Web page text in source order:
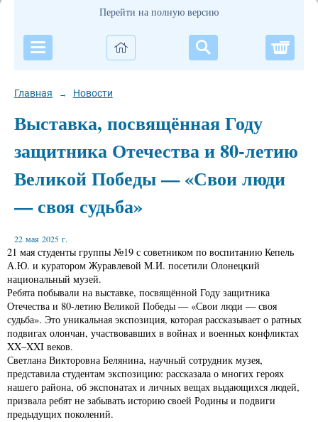
Перейти на полную версию
Главная → Новости
Выставка, посвящённая Году
защитника Отечества и 80-летию
Великой Победы — «Свои люди
— своя судьба»
22 мая 2025 г.
21 мая студенты группы №19 с советником по воспитанию Кепель
А.Ю. и куратором Журавлевой М.И. посетили Олонецкий
национальный музей.
Ребята побывали на выставке, посвящённой Году защитника
Отечества и 80-летию Великой Победы — «Свои люди — своя
судьба». Это уникальная экспозиция, которая рассказывает о ратных
подвигах олончан, участвовавших в войнах и военных конфликтах
XX–XXI веков.
Светлана Викторовна Белянина, научный сотрудник музея,
представила студентам экспозицию: рассказала о многих героях
нашего района, об экспонатах и личных вещах выдающихся людей,
призвала ребят не забывать историю своей Родины и подвиги
предыдущих поколений.